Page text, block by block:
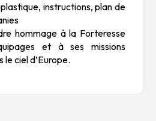
instructions, plan de
hommage à la Forteresse
et à ses missions
ciel d’Europe.